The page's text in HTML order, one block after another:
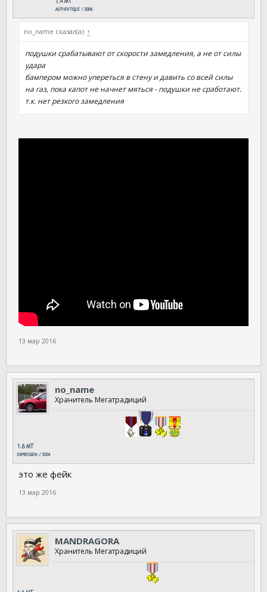
no_name сказал(а): ↑
подушки срабатывают от скорости замедления, а не от силы
удара
бампером можно упереться в стену и давить со всей силы
на газ, пока капот не начнет мяться - подушки не сработают.
т.к. нет резкого замедления
13 мар 2016
no_name
Хранитель Мегатрадиций
это же фейк
13 мар 2016
MANDRAGORA
Хранитель Мегатрадиций